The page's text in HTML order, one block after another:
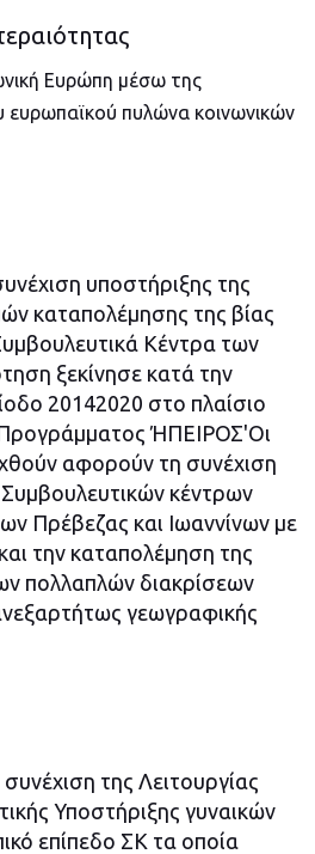
Ευρώπη μέσω της
ευρωπαϊκού πυλώνα κοινωνικών
υποστήριξης της
καταπολέμησης της βίας
Κέντρα των
ξεκίνησε κατά την
20142020 στο πλαίσιο
Προγράμματος ΉΠΕΙΡΟΣ'Οι
αφορούν τη συνέχιση
Συμβουλευτικών κέντρων
Πρέβεζας και Ιωαννίνων με
την καταπολέμηση της
πολλαπλών διακρίσεων
γεωγραφικής
της Λειτουργίας
Υποστήριξης γυναικών
επίπεδο ΣΚ τα οποία